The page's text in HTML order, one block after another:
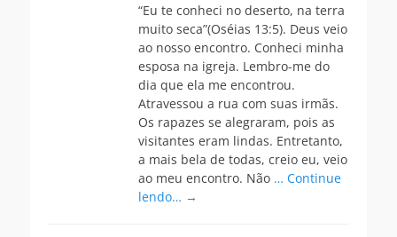
“Eu te conheci no deserto, na terra
muito seca”(Oséias 13:5). Deus veio
ao nosso encontro. Conheci minha
esposa na igreja. Lembro-me do
dia que ela me encontrou.
Atravessou a rua com suas irmãs.
Os rapazes se alegraram, pois as
visitantes eram lindas. Entretanto,
a mais bela de todas, creio eu, veio
ao meu encontro. Não … Continue
lendo… →